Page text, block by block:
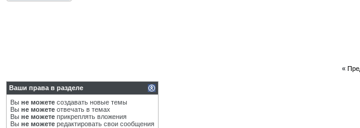
«
Ваши права в разделе
Вы не можете создавать новые темы
Вы не можете отвечать в темах
Вы не можете прикреплять вложения
Вы не можете редактировать свои сообщения